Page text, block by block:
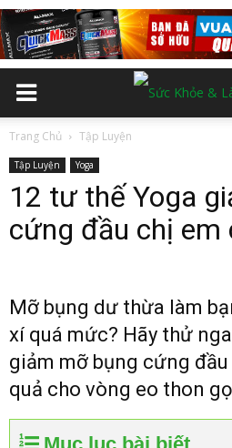
Trang Chủ Tập Luyện
Tập Luyện Yoga
12 tư thế Yoga
cứng đầu chị em
Mỡ bụng dư thừa làm
xí quá mức? Hãy thử
giảm mỡ bụng cứng
quả cho vòng eo thon